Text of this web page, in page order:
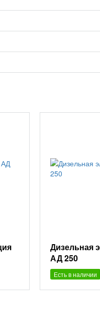
Дизельная
АД 250
Есть в наличии